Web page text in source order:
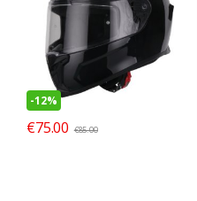
-12%
€75.00 €85.00